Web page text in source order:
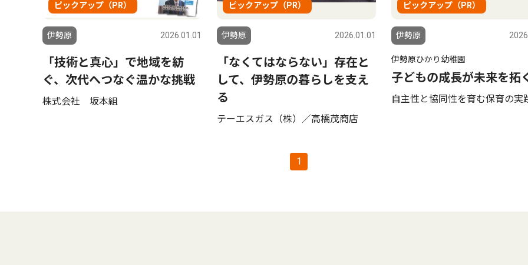
ピックアップ（PR）
伊勢原 2026.01.01
「技術と真心」で地域を紡
ぐ、次代へつなぐ温かな挑戦
株式会社 坂本組
ピックアップ（PR）
伊勢原 2026.01.01
「なくてはならない」存在と
して、伊勢原の暮らしを支え
る
テーエスガス（株）／高橋茂商店
ピックアップ（PR）
伊勢原
伊勢原ひかり幼稚園
子どもの成長が未来を拓
自主性と協同性を育む保育の実
1